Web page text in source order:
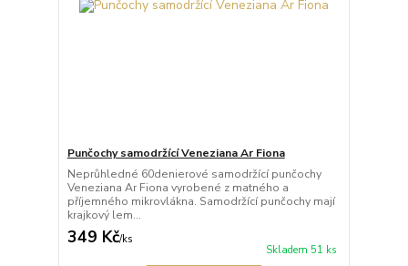
Punčochy samodržící Veneziana Ar Fiona
Neprůhledné 60denierové samodržící punčochy
Veneziana Ar Fiona vyrobené z matného a
příjemného mikrovlákna. Samodržící punčochy mají
krajkový lem...
349 Kč/ks
Skladem 51 ks